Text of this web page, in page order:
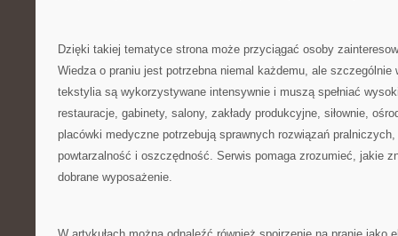
Dzięki takiej tematyce strona może przyciągać osoby
Wiedza o praniu jest potrzebna niemal każdemu, ale
tekstylia są wykorzystywane intensywnie i muszą spełniać
restauracje, gabinety, salony, zakłady produkcyjne, siłownie,
placówki medyczne potrzebują sprawnych rozwiązań
powtarzalność i oszczędność. Serwis pomaga zrozumieć, jakie
dobrane wyposażenie.